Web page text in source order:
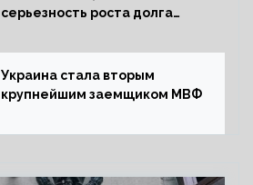
серьезность роста долга
Украина стала вторым
крупнейшим заемщиком МВФ